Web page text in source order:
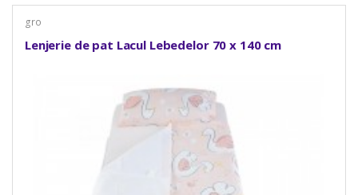
gro
Lenjerie de pat Lacul Lebedelor 70 x 140 cm